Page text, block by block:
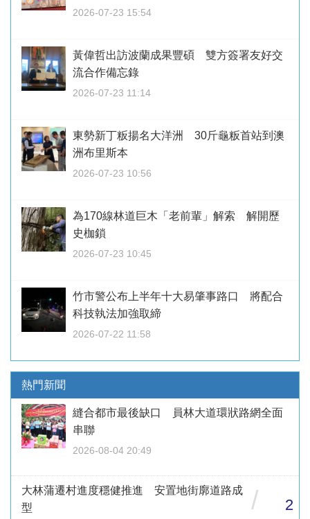
2026-07-23 15:54
黃偉哲出訪波蘭成果豐碩 雙方簽署友好交
流合作備忘錄
2026-07-23 11:14
東勢新丁粄揚名大洋洲 30斤龜粄首站到澳
洲布里斯本
2026-07-23 10:56
為170線林道巨木「老前輩」解索 解開歷
史枷鎖
2026-07-23 10:45
竹市警公布上半年十大易肇事路口 將配合
科技執法加強取締
2026-07-22 11:58
熱門新聞
縫合都市最後缺口 員林大道環狀路網全面
串聯
2026-08-04 20:49
大林蒲遷村進度穩健推進 安置地街廓道路成
型
/ 2